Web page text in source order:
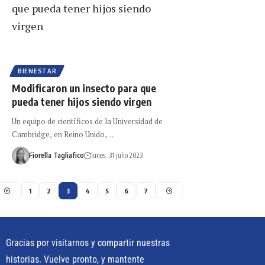
BIENESTAR
Modificaron un insecto para que
pueda tener hijos siendo virgen
Un equipo de científicos de la Universidad de
Cambridge, en Reino Unido,…
Fiorella Tagliafico lunes, 31 julio 2023
1 2 3 4 5 6 7
Gracias por visitarnos y compartir nuestras
historias. Vuelve pronto, y mantente